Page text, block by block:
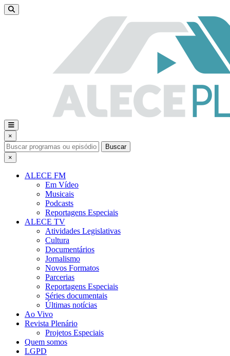
×
Buscar
×
ALECE FM
Em Vídeo
Musicais
Podcasts
Reportagens Especiais
ALECE TV
Atividades Legislativas
Cultura
Documentários
Jornalismo
Novos Formatos
Parcerias
Reportagens Especiais
Séries documentais
Últimas notícias
Ao Vivo
Revista Plenário
Projetos Especiais
Quem somos
LGPD